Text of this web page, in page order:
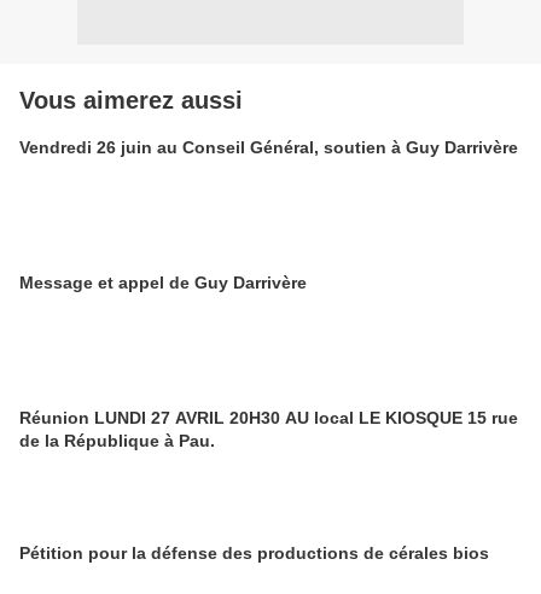
Vous aimerez aussi
Vendredi 26 juin au Conseil Général, soutien à Guy Darrivère
Message et appel de Guy Darrivère
Réunion LUNDI 27 AVRIL 20H30 AU local LE KIOSQUE 15 rue
de la République à Pau.
Pétition pour la défense des productions de cérales bios